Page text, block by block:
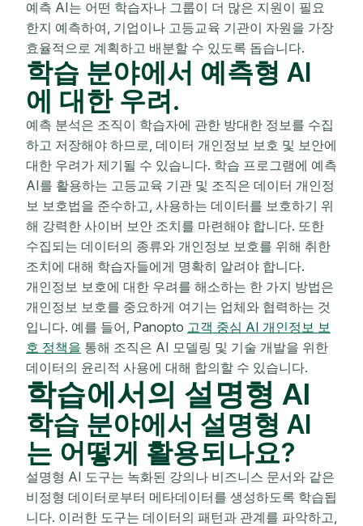
예측 AI는 어떤 학습자나 그룹이 더 많은 지원이 필요
한지 예측하여, 기업이나 고등교육 기관이 자원을 가장
효율적으로 계획하고 배분할 수 있도록 돕습니다.
학습 분야에서 예측형 AI
에 대한 우려.
예측 분석은 조직이 학습자에 관한 방대한 정보를 수집
하고 저장해야 하므로, 데이터 개인정보 보호 및 보안에
대한 우려가 제기될 수 있습니다. 학습 프로그램에 예측
AI를 활용하는 고등교육 기관 및 조직은 데이터 개인정
보 보호법을 준수하고, 사용하는 데이터를 보호하기 위
해 강력한 사이버 보안 조치를 마련해야 합니다. 또한
수집되는 데이터의 종류와 개인정보 보호를 위해 취한
조치에 대해 학습자들에게 명확히 알려야 합니다.
개인정보 보호에 대한 우려를 해소하는 한 가지 방법은
개인정보 보호를 중요하게 여기는 업체와 협력하는 것
입니다. 예를 들어, Panopto 고객 중심 AI 개인정보 보
호 정책을 통해 조직은 AI 모델링 및 기술 개발을 위한
데이터의 윤리적 사용에 대해 합의할 수 있습니다.
학습에서의 설명형 AI
학습 분야에서 설명형 AI
는 어떻게 활용되나요?
설명형 AI 도구는 녹화된 강의나 비즈니스 문서와 같은
비정형 데이터로부터 메타데이터를 생성하도록 학습됩
니다. 이러한 도구는 데이터의 패턴과 관계를 파악하고,